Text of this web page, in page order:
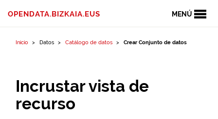
MENÚ
OPENDATA.BIZKAIA.EUS
Inicio Datos Catálogo de datos Crear Conjunto de datos
Incrustar vista de
recurso